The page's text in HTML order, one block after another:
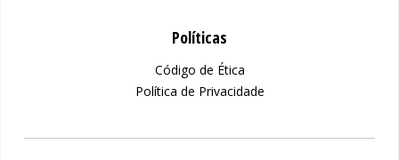
Políticas
Código de Ética
Política de Privacidade